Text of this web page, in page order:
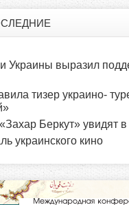
Украины выразил
тизер украино-
Беркут» увидят
украинского кино